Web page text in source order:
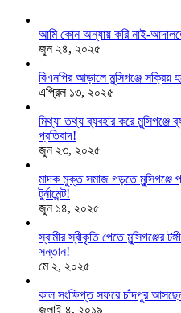
আমি কোন অন্যায় করি নাই-
জুন ২৪, ২০২৫
বিএনপির আড়ালে মুন্সিগঞ্জে
এপ্রিল ১৩, ২০২৫
মিথ্যা তথ্য ব্যবহার করে মুন্সিগঞ্জে
প্রতিবাদ!
জুন ২৩, ২০২৫
মাদক মুক্ত সমাজ গড়তে মুন্সিগঞ্জে
টুর্নামেন্ট!
জুন ১৪, ২০২৫
স্বামীর স্বীকৃতি পেতে মুন্সিগঞ্জের
সন্তান!
মে ২, ২০২৫
কাল সংক্ষিপ্ত সফরে চাঁদপুর আসছেন
জুলাই ৪, ২০১৯